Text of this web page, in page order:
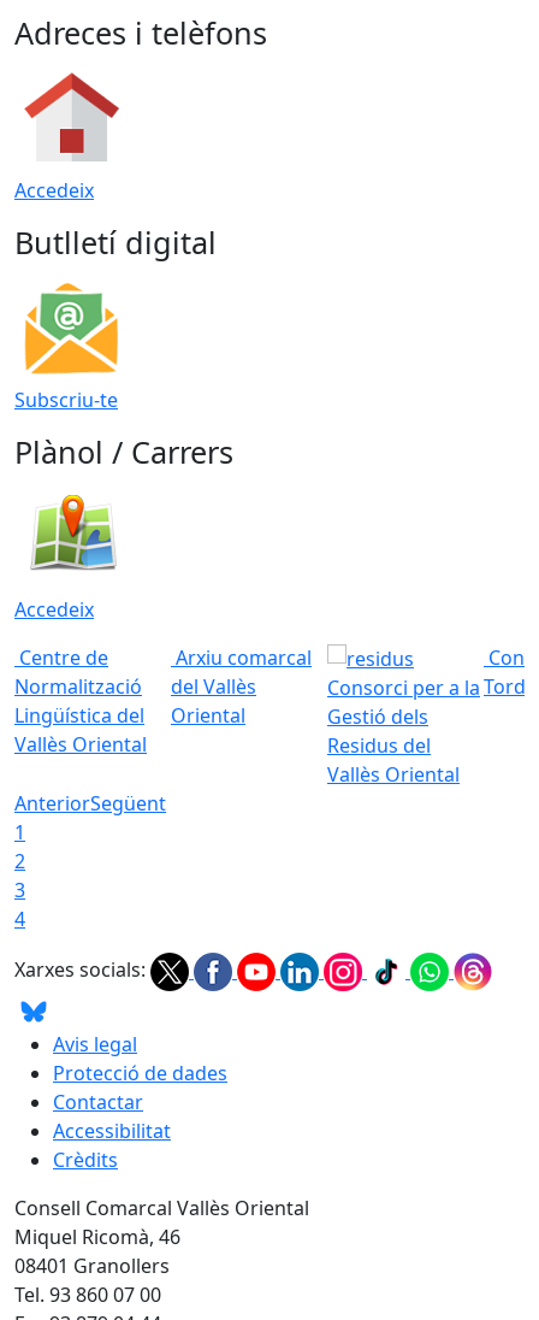
Adreces i telèfons
Accedeix
Butlletí digital
Subscriu-te
Plànol / Carrers
Accedeix
Centre de
Normalització
Lingüística del
Vallès Oriental
Arxiu comarcal
del Vallès
Oriental
Consorci per a la
Gestió dels
Residus del
Vallès Oriental
AnteriorSegüent
1
2
3
4
Xarxes socials:
Avis legal
Protecció de dades
Contactar
Accessibilitat
Crèdits
Consell Comarcal Vallès Oriental
Miquel Ricomà, 46
08401 Granollers
Tel. 93 860 07 00